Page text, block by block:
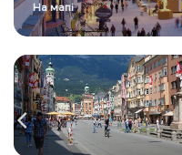
На мапі